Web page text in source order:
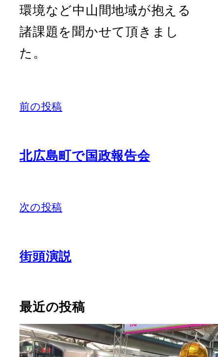
環境など中山間地域が抱える
諸課題を聞かせて頂きまし
た。
前の投稿
北広島町で国政報告会
次の投稿
街頭演説
最近の投稿